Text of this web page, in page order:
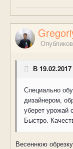
В
Специально
дизайнером,
уберет урожай
Быстро.
Весеннюю